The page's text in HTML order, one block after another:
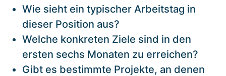
Wie sieht ein typischer Arbeitstag in
dieser Position aus?
Welche konkreten Ziele sind in den
ersten sechs Monaten zu erreichen?
Gibt es bestimmte Projekte, an denen